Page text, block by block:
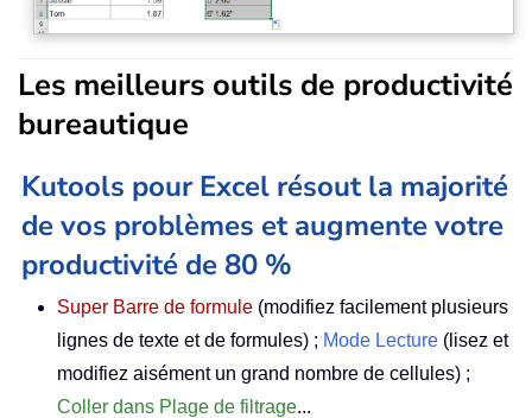
Les meilleurs outils de productivité
bureautique
Kutools pour Excel résout la majorité
de vos problèmes et augmente votre
productivité de 80 %
Super Barre de formule (modifiez facilement plusieurs
lignes de texte et de formules) ; Mode Lecture (lisez et
modifiez aisément un grand nombre de cellules) ;
Coller dans Plage de filtrage...